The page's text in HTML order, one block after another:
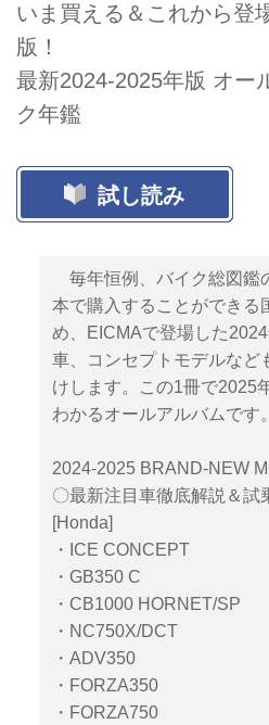
いま買える＆これから登
版！
最新2024-2025年版 オー
ク年鑑
試し読み
毎年恒例、バイク総図鑑
本で購入することができる
め、EICMAで登場した
車、コンセプトモデルなど
けします。この1冊で2025
わかるオールアルバムです。
2024-2025 BRAND-NEW
〇最新注目車徹底解説＆試
[Honda]
・ICE CONCEPT
・GB350 C
・CB1000 HORNET/SP
・NC750X/DCT
・ADV350
・FORZA350
・FORZA750